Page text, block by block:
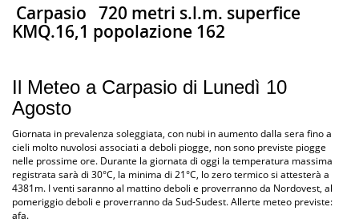
Carpasio 720 metri s.l.m. superfice
KMQ.16,1 popolazione 162
Il Meteo a Carpasio di Lunedì 10
Agosto
Giornata in prevalenza soleggiata, con nubi in aumento dalla sera fino a
cieli molto nuvolosi associati a deboli piogge, non sono previste piogge
nelle prossime ore. Durante la giornata di oggi la temperatura massima
registrata sarà di 30°C, la minima di 21°C, lo zero termico si attesterà a
4381m. I venti saranno al mattino deboli e proverranno da Nordovest, al
pomeriggio deboli e proverranno da Sud-Sudest. Allerte meteo previste:
afa.